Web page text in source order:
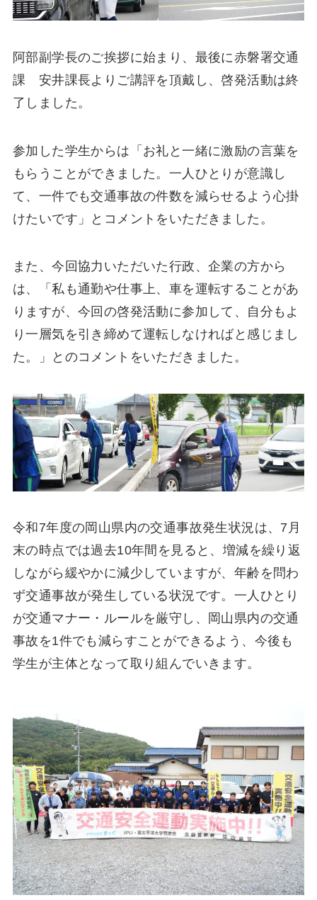
阿部副学長のご挨拶に始まり、最後に赤磐署交通
課 安井課長よりご講評を頂戴し、啓発活動は終
了しました。
参加した学生からは「お礼と一緒に激励の言葉を
もらうことができました。一人ひとりが意識し
て、一件でも交通事故の件数を減らせるよう心掛
けたいです」とコメントをいただきました。
また、今回協力いただいた行政、企業の方から
は、「私も通勤や仕事上、車を運転することがあ
りますが、今回の啓発活動に参加して、自分もよ
り一層気を引き締めて運転しなければと感じまし
た。」とのコメントをいただきました。
令和7年度の岡山県内の交通事故発生状況は、7月
末の時点では過去10年間を見ると、増減を繰り返
しながら緩やかに減少していますが、年齢を問わ
ず交通事故が発生している状況です。一人ひとり
が交通マナー・ルールを厳守し、岡山県内の交通
事故を1件でも減らすことができるよう、今後も
学生が主体となって取り組んでいきます。